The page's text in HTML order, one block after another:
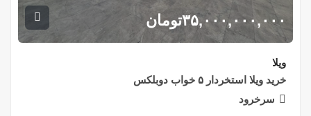
۳۵,۰۰۰,۰۰۰,۰۰۰تومان
ویلا
خرید ویلا استخردار ۵ خواب دوبلکس
سرخرود